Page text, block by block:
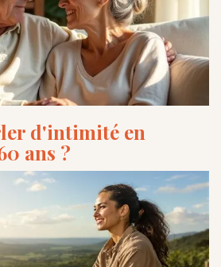
d'intimité en
ans ?